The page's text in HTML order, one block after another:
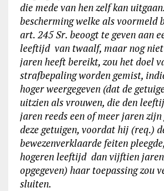
die mede van hen zelf kan
bescherming welke als voormeld
art. 245 Sr. beoogt te geven aan
leeftijd van twaalf, maar nog niet
jaren heeft bereikt, zou het doel
strafbepaling worden gemist,
hoger weergegeven (dat de
uitzien als vrouwen, die den
jaren reeds een of meer jaren zijn
deze getuigen, voordat hij (req.)
bewezenverklaarde feiten
hogeren leeftijd dan vijftien
opgegeven) haar toepassing zou
sluiten.